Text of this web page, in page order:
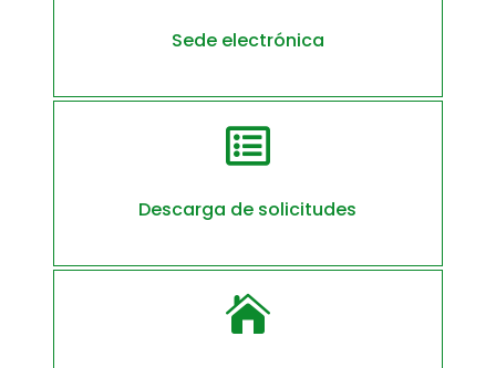
Sede electrónica

Descarga de solicitudes
